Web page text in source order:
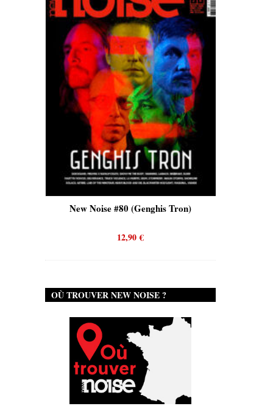
New Noise #80 (Genghis Tron)
12,90€
OÙ TROUVER NEW NOISE ?